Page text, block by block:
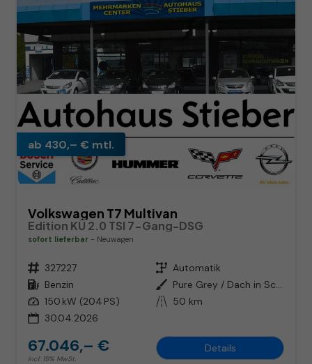
ab 430,– € mtl.
Volkswagen T7 Multivan
Edition KÜ 2.0 TSI 7-Gang-DSG
sofort lieferbar Neuwagen
Fahrzeugnr. 327227 Getriebe Automatik
Kraftstoff Benzin Außenfarbe
Pure Grey / Dach in Schwarz
Leistung 150 kW (204 PS) Kilometerstand 50 km
30.04.2026
67.046,– €
incl. 19% MwSt.
Details